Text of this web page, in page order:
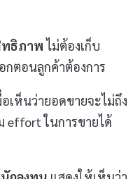
ทธิภาพ ไม่ต้องเก็บ
กตอนลูกค้าต้องการ
อเห็นว่ายอดขายจะไม่ถึง
effort ในการขายได้